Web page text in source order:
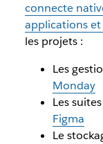
connecte
applications et
les projets :
Les
Monday
Les
Figma
Le